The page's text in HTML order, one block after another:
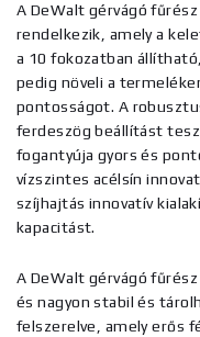
A DeWalt gérvágó
rendelkezik, amely a
a 10 fokozatban
pedig növeli a
pontosságot. A
ferdeszög beállítást
fogantyúja gyors és
vízszintes acélsín
szíjhajtás innovatív
kapacitást.
A DeWalt gérvágó
és nagyon stabil és
felszerelve, amely erős